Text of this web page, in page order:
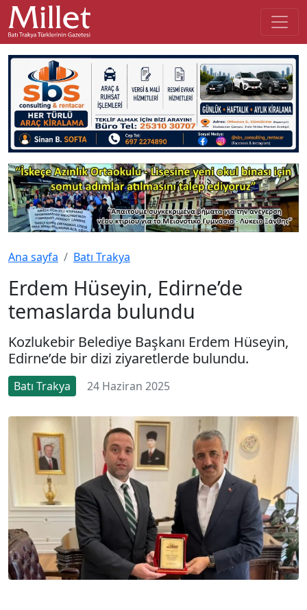
Ana sayfa Batı Trakya
Erdem Hüseyin, Edirne’de
temaslarda bulundu
Kozlukebir Belediye Başkanı Erdem Hüseyin,
Edirne’de bir dizi ziyaretlerde bulundu.
Batı Trakya 24 Haziran 2025